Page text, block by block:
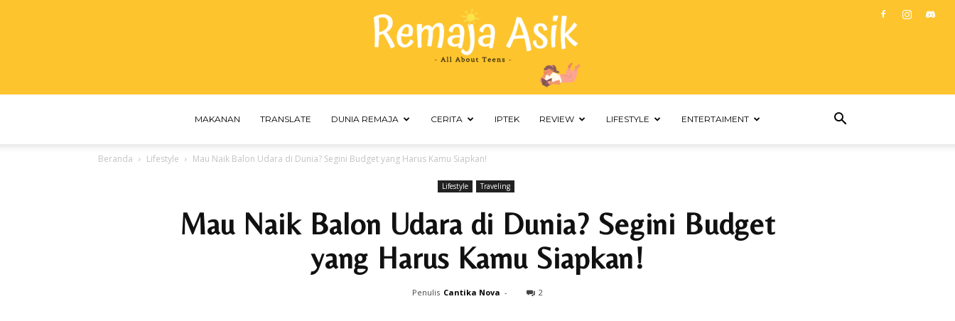
Asik
MAKANAN TRANSLATE DUNIA REMAJA CERITA IPTEK REVIEW LIFESTYLE ENTERTAIMENT
Beranda Lifestyle Mau Naik Balon Udara di Dunia? Segini Budget yang Harus Kamu Siapkan!
Lifestyle Traveling
Mau Naik Balon Udara di Dunia? Segini Budget
yang Harus Kamu Siapkan!
Penulis Cantika Nova - 2